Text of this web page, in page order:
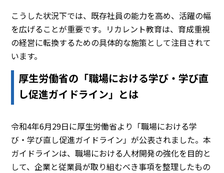
こうした状況下では、既存社員の能力を高め、活躍の幅
を広げることが重要です。リカレント教育は、育成重視
の経営に転換するための具体的な施策として注目されて
います。
厚生労働省の「職場における学び・学び直
し促進ガイドライン」とは
令和4年6月29日に厚生労働省より「職場における学
び・学び直し促進ガイドライン」が公表されました。本
ガイドラインは、職場における人材開発の強化を目的と
して、企業と従業員が取り組むべき事項を整理したもの